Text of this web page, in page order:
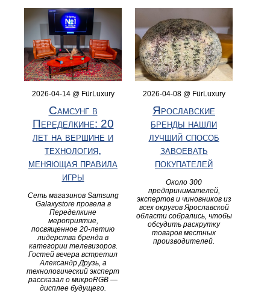
2026-04-14 @ FürLuxury
Самсунг в
Переделкине: 20
лет на вершине и
технология,
меняющая правила
игры
Сеть магазинов Samsung
Galaxystore провела в
Переделкине
мероприятие,
посвященное 20-летию
лидерства бренда в
категории телевизоров.
Гостей вечера встретил
Александр Друзь, а
технологический эксперт
рассказал о микроRGB —
дисплее будущего.
2026-04-08 @ FürLuxury
Ярославские
бренды нашли
лучший способ
завоевать
покупателей
Около 300
предпринимателей,
экспертов и чиновников из
всех округов Ярославской
области собрались, чтобы
обсудить раскрутку
товаров местных
производителей.